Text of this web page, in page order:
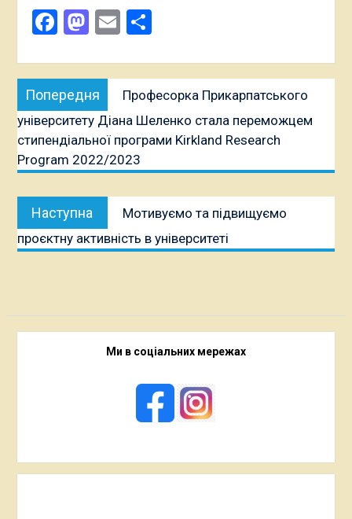
Facebook
Mastodon
EmailПоділитися
Навігація
записів
Попередня
Попередня
публікація:
Професорка Прикарпатського
університету Діана Шеленко стала переможцем
стипендіальної програми Kirkland Research
Program 2022/2023
Наступна
публікація:
Мотивуємо та підвищуємо
проєктну активність в університеті
Ми в соціальних мережах